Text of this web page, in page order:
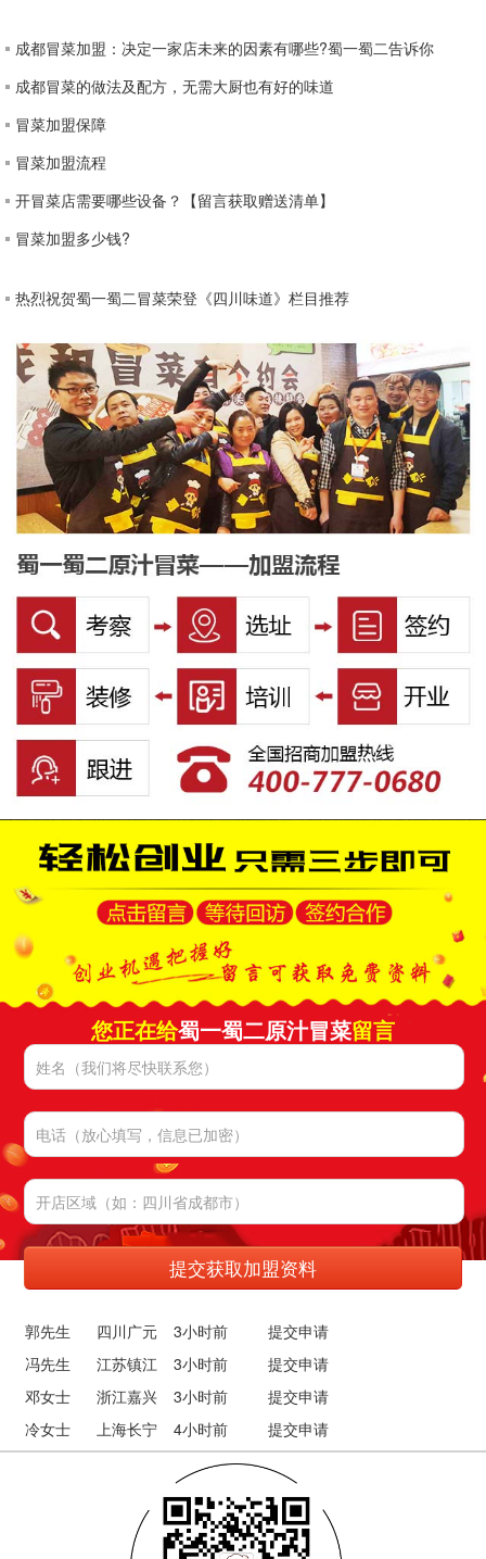
成都冒菜加盟：决定一家店未来的因素有哪些?蜀一蜀二告诉你
成都冒菜的做法及配方，无需大厨也有好的味道
冒菜加盟保障
冒菜加盟流程
开冒菜店需要哪些设备？【留言获取赠送清单】
冒菜加盟多少钱?
热烈祝贺蜀一蜀二冒菜荣登《四川味道》栏目推荐
您正在给蜀一蜀二原汁冒菜留言
提交申请
郭先生 四川广元
3小时前
提交申请
冯先生 江苏镇江
3小时前
提交申请
邓女士 浙江嘉兴
3小时前
提交申请
冷女士 上海长宁
4小时前
4小时前
提交申请
5小时前
提交申请
黎先生 陕西宝鸡
5小时前